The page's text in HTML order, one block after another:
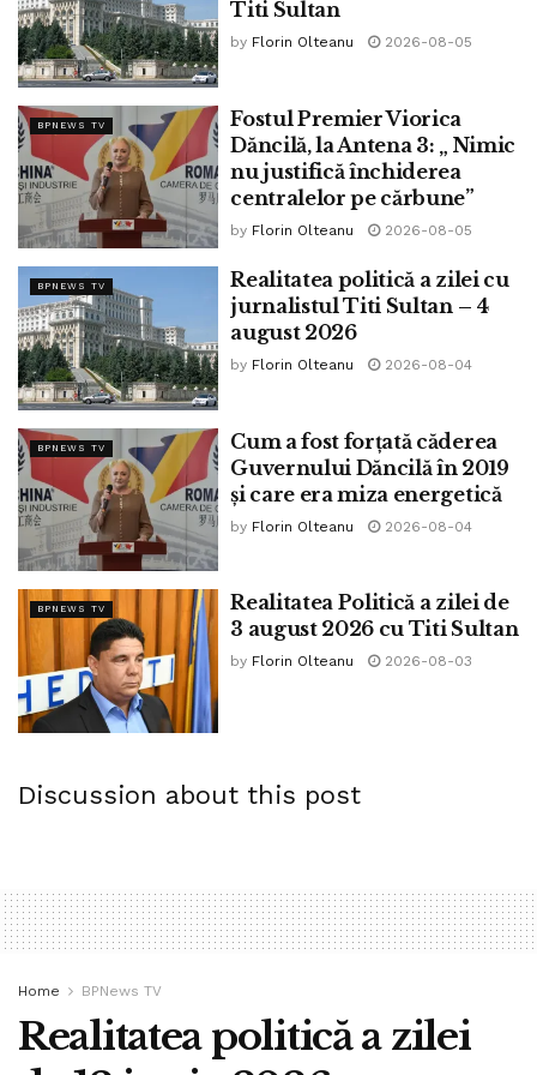
Titi Sultan
by Florin Olteanu 2026-08-05
BPNEWS TV
Fostul Premier Viorica
Dăncilă, la Antena 3: „ Nimic
nu justifică închiderea
centralelor pe cărbune”
by Florin Olteanu 2026-08-05
BPNEWS TV
Realitatea politică a zilei cu
jurnalistul Titi Sultan – 4
august 2026
by Florin Olteanu 2026-08-04
BPNEWS TV
Cum a fost forțată căderea
Guvernului Dăncilă în 2019
și care era miza energetică
by Florin Olteanu 2026-08-04
BPNEWS TV
Realitatea Politică a zilei de
3 august 2026 cu Titi Sultan
by Florin Olteanu 2026-08-03
Discussion about this post
Home BPNews TV
Realitatea politică a zilei